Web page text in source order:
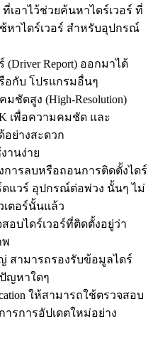
ที่เอาไว้ช่วยค้นหาไดร์เวอร์ ที่
หาไดร์เวอร์ สำหรับอุปกรณ์
(Driver Report) ออกมาได้
อกับ โปรแกรมอื่นๆ
ดสูง (High-Resolution)
เพื่อความคมชัด และ
อย่างสะดวก
านง่าย
ารลบหรือถอนการติดตั้งไดร์
แวร์ อุปกรณ์ต่อพ่วง นั้นๆ ไม่
เตอร์นั้นแล้ว
อบไดร์เวอร์ที่ติดตั้งอยู่ว่า
พ
สามารถรองรับข้อมูลไดร์
ญหาใดๆ
ให้สามารถใช้ตรวจสอบ
ารการอัปเดตใหม่อย่าง